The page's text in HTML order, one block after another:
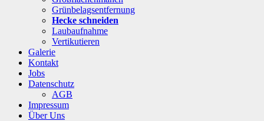
Grünbelagsentfernung
Hecke schneiden
Laubaufnahme
Vertikutieren
Galerie
Kontakt
Jobs
Datenschutz
AGB
Impressum
Über Uns